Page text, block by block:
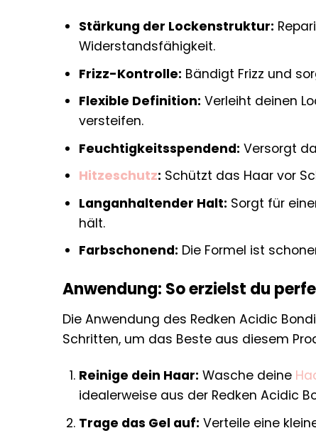
Stärkung der Lockenstruktur:
Widerstandsfähigkeit.
Frizz-Kontrolle: Bändigt Frizz und
Flexible Definition: Verleiht deinen
versteifen.
Feuchtigkeitsspendend: Versorgt
Hitzeschutz: Schützt das Haar vor
Langanhaltender Halt: Sorgt für
hält.
Farbschonend: Die Formel ist
Anwendung: So erzielst du
Die Anwendung des Redken Acidic
Schritten, um das Beste aus diesem
Reinige dein Haar: Wasche deine
idealerweise aus der Redken Acidic
Trage das Gel auf: Verteile eine